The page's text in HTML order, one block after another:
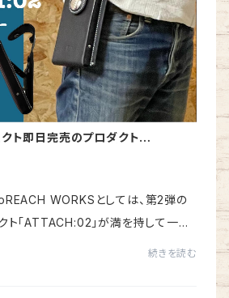
ト即日完売のプロダクト
WORKSとしては、第2弾の
「ATTACH:02」が満を持して一般
続きを読む